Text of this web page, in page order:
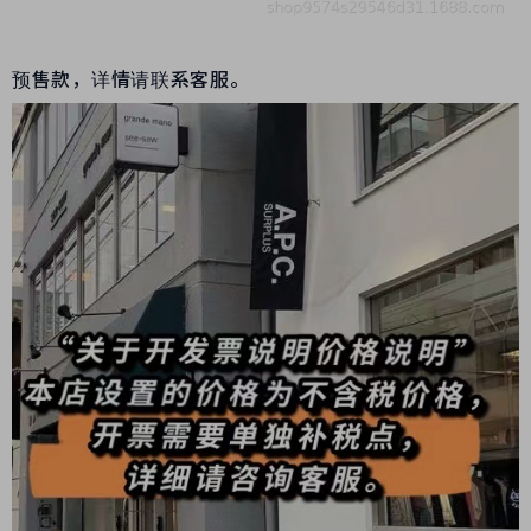
预售款，详情请联系客服。